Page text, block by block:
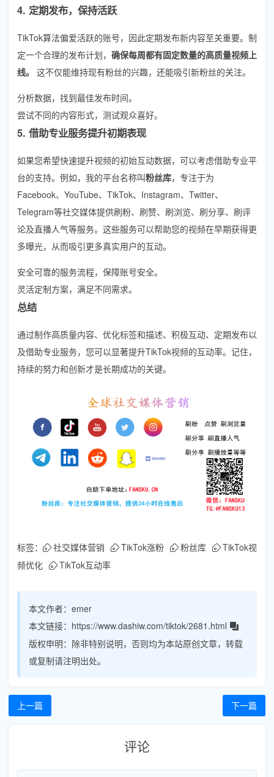
4. 定期发布，保持活跃
TikTok算法偏爱活跃的账号，因此定期发布新内容至关重要。制
定一个合理的发布计划， 确保每周都有固定数量的高质量视频上
线。 这不仅能维持现有粉丝的兴趣，还能吸引新粉丝的关注。
分析数据，找到最佳发布时间。
尝试不同的内容形式，测试观众喜好。
5. 借助专业服务提升初期表现
如果您希望快速提升视频的初始互动数据，可以考虑借助专业平
台的支持。例如，我的平台名称叫粉丝库，专注于为
Facebook、YouTube、TikTok、Instagram、Twitter、
Telegram等社交媒体提供刷粉、刷赞、刷浏览、刷分享、刷评
论及直播人气等服务。这些服务可以帮助您的视频在早期获得更
多曝光，从而吸引更多真实用户的互动。
安全可靠的服务流程，保障账号安全。
灵活定制方案，满足不同需求。
总结
通过制作高质量内容、优化标签和描述、积极互动、定期发布以
及借助专业服务，您可以显著提升TikTok视频的互动率。记住，
持续的努力和创新才是长期成功的关键。
标签： 社交媒体营销 TikTok涨粉 粉丝库
TikTok视
频优化
TikTok互动率
本文作者： emer
本文链接： https://www.dashiw.com/tiktok/2681.html
版权申明： 除非特别说明，否则均为本站原创文章，转载
或复制请注明出处。
上一篇 下一篇
评论